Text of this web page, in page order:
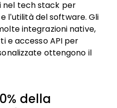
nel tech stack per
l’utilità del software. Gli
integrazioni native,
e accesso API per
ottengono il
della